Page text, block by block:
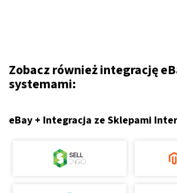
Zobacz również integrację
systemami:
eBay + Integracja ze Sklepami